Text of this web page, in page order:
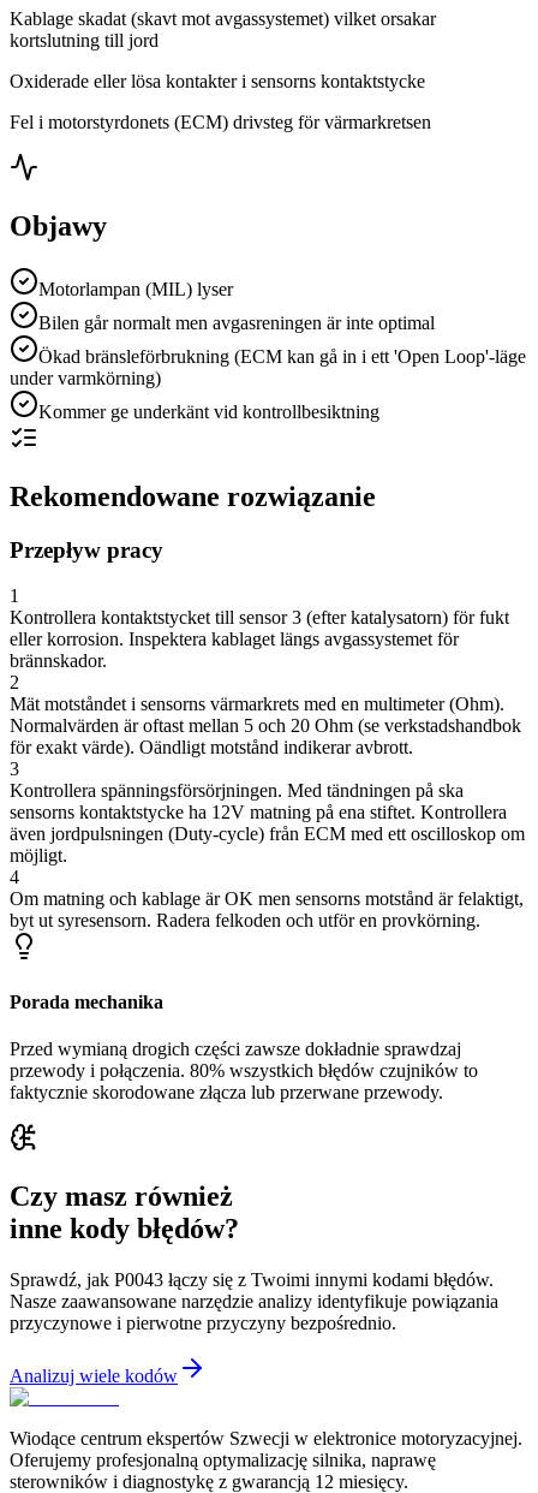
Kablage skadat (skavt mot avgassystemet) vilket orsakar
kortslutning till jord
Oxiderade eller lösa kontakter i sensorns kontaktstycke
Fel i motorstyrdonets (ECM) drivsteg för värmarkretsen
Objawy
Motorlampan (MIL) lyser
Bilen går normalt men avgasreningen är inte optimal
Ökad bränsleförbrukning (ECM kan gå in i ett 'Open Loop'-läge
under varmkörning)
Kommer ge underkänt vid kontrollbesiktning
Rekomendowane rozwiązanie
Przepływ pracy
1
Kontrollera kontaktstycket till sensor 3 (efter katalysatorn) för fukt
eller korrosion. Inspektera kablaget längs avgassystemet för
brännskador.
2
Mät motståndet i sensorns värmarkrets med en multimeter (Ohm).
Normalvärden är oftast mellan 5 och 20 Ohm (se verkstadshandbok
för exakt värde). Oändligt motstånd indikerar avbrott.
3
Kontrollera spänningsförsörjningen. Med tändningen på ska
sensorns kontaktstycke ha 12V matning på ena stiftet. Kontrollera
även jordpulsningen (Duty-cycle) från ECM med ett oscilloskop om
möjligt.
4
Om matning och kablage är OK men sensorns motstånd är felaktigt,
byt ut syresensorn. Radera felkoden och utför en provkörning.
Porada mechanika
Przed wymianą drogich części zawsze dokładnie sprawdzaj
przewody i połączenia. 80% wszystkich błędów czujników to
faktycznie skorodowane złącza lub przerwane przewody.
Czy masz również
inne kody błędów?
Sprawdź, jak P0043 łączy się z Twoimi innymi kodami błędów.
Nasze zaawansowane narzędzie analizy identyfikuje powiązania
przyczynowe i pierwotne przyczyny bezpośrednio.
Analizuj wiele kodów
Wiodące centrum ekspertów Szwecji w elektronice motoryzacyjnej.
Oferujemy profesjonalną optymalizację silnika, naprawę
sterowników i diagnostykę z gwarancją 12 miesięcy.